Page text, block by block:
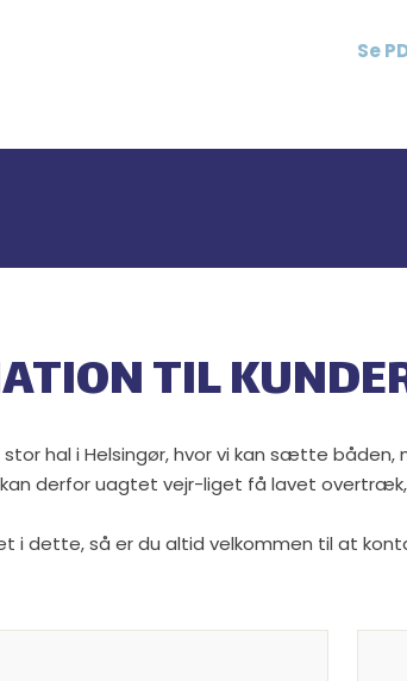
Se
ON TIL
stor hal i Helsingør, hvor vi kan sætte
derfor uagtet vejr-liget få lavet
i dette, så er du altid velkommen til at